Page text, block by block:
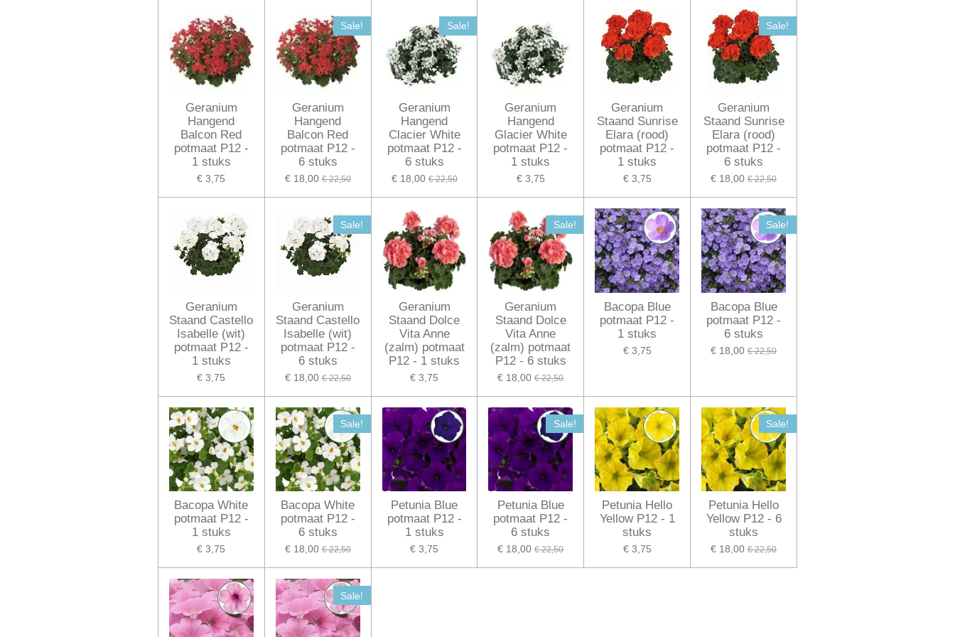
Geranium
Hangend
Balcon Red
potmaat P12 -
1 stuks
€ 3,75
Sale!
Geranium
Hangend
Balcon Red
potmaat P12 -
6 stuks
€ 18,00 € 22,50
Sale!
Geranium
Hangend
Clacier White
potmaat P12 -
6 stuks
€ 18,00 € 22,50
Geranium
Hangend
Glacier White
potmaat P12 -
1 stuks
€ 3,75
Geranium
Staand Sunrise
Elara (rood)
potmaat P12 -
1 stuks
€ 3,75
Sale!
Geranium
Staand Sunrise
Elara (rood)
potmaat P12 -
6 stuks
€ 18,00 € 22,50
Geranium
Staand Castello
Isabelle (wit)
potmaat P12 -
1 stuks
€ 3,75
Sale!
Geranium
Staand Castello
Isabelle (wit)
potmaat P12 -
6 stuks
€ 18,00 € 22,50
Geranium
Staand Dolce
Vita Anne
(zalm) potmaat
P12 - 1 stuks
€ 3,75
Sale!
Geranium
Staand Dolce
Vita Anne
(zalm) potmaat
P12 - 6 stuks
€ 18,00 € 22,50
Bacopa Blue
potmaat P12 -
1 stuks
€ 3,75
Sale!
Bacopa Blue
potmaat P12 -
6 stuks
€ 18,00 € 22,50
Bacopa White
potmaat P12 -
1 stuks
€ 3,75
Sale!
Bacopa White
potmaat P12 -
6 stuks
€ 18,00 € 22,50
Petunia Blue
potmaat P12 -
1 stuks
€ 3,75
Sale!
Petunia Blue
potmaat P12 -
6 stuks
€ 18,00 € 22,50
Petunia Hello
Yellow P12 - 1
stuks
€ 3,75
Sale!
Petunia Hello
Yellow P12 - 6
stuks
€ 18,00 € 22,50
Sale!